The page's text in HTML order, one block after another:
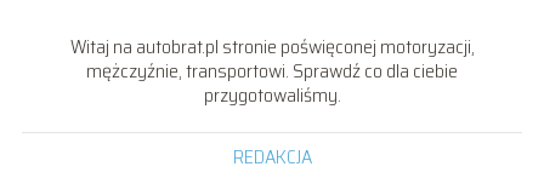
Witaj na autobrat.pl stronie poświęconej motoryzacji,
mężczyźnie, transportowi. Sprawdź co dla ciebie
przygotowaliśmy.
REDAKCJA